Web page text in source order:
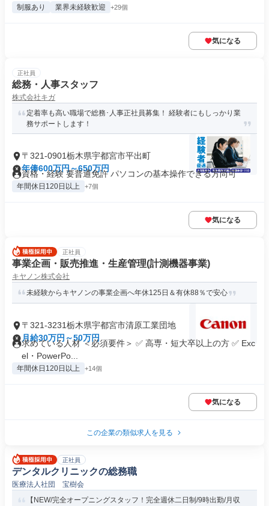
制服あり 業界未経験歓迎 +29個
気になる
正社員
総務・人事スタッフ
株式会社キガ
定着率も高い職場で総務･人事正社員募集！ 経験者にもしっかり業
務サポートします！
〒321-0901栃木県宇都宮市平出町
年俸600万円～650万円
資格・経験 要普通免許 パソコンの基本操作できる方尚可
年間休日120日以上 +7個
気になる
正社員
事業企画・販売推進・生産管理(計測機器事業)
キヤノン株式会社
未経験からキヤノンの事業企画へ年休125日＆有休88％で安心
〒321-3231栃木県宇都宮市清原工業団地
月給30万円～50万円
求めている人材 ＜必須要件＞ ✅ 高専・短大卒以上の方 ✅ Exc
el・PowerPo...
年間休日120日以上 +14個
気になる
この企業の類似求人を見る
正社員
デンタルクリニックの総務職
医療法人社団 宝樹会
【NEW/完全オープニングスタッフ！完全週休二日制/9時出勤/月収